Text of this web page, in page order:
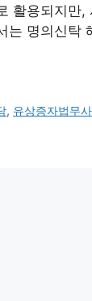
활용되지만,
는 명의신탁
, 유상증자법무사